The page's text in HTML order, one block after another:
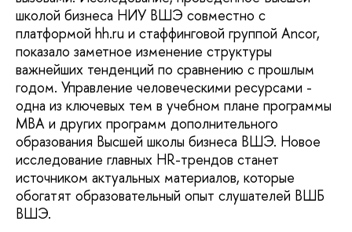
школой бизнеса НИУ ВШЭ совместно с
платформой hh.ru и стаффинговой группой Ancor,
показало заметное изменение структуры
важнейших тенденций по сравнению с прошлым
годом. Управление человеческими ресурсами -
одна из ключевых тем в учебном плане программы
MBA и других программ дополнительного
образования Высшей школы бизнеса ВШЭ. Новое
исследование главных HR-трендов станет
источником актуальных материалов, которые
обогатят образовательный опыт слушателей ВШБ
ВШЭ.